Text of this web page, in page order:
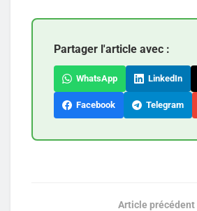
Partager l'article avec :
WhatsApp LinkedIn
Facebook Telegram
Article précédent